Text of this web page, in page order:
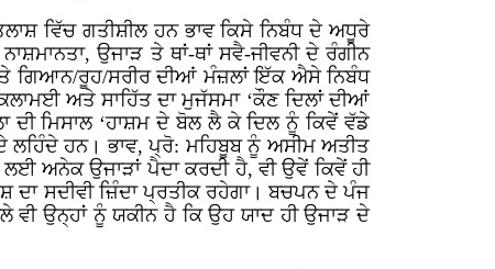
ਵਿੱਚ ਗਤੀਸ਼ੀਲ ਹਨ ਭਾਵ ਕਿਸੇ ਨਿਬੰਧ ਦੇ ਅਧੂਰੇ
ਉਜਾੜ ਤੇ ਥਾਂ-ਥਾਂ ਸਵੈ-ਜੀਵਨੀ ਦੇ ਰੰਗੀਨ
ਗਿਆਨ/ਰੂਹ/ਸਰੀਰ ਦੀਆਂ ਮੰਜ਼ਲਾਂ ਇੱਕ ਐਸੇ ਨਿਬੰਧ
ਅਤੇ ਸਾਹਿੱਤ ਦਾ ਮੁਜੱਸਮਾ ‘ਕੌਣ ਦਿਲਾਂ ਦੀਆਂ
ਦੀ ਮਿਸਾਲ ‘ਹਾਸ਼ਮ ਦੇ ਬੋਲ ਲੈ ਕੇ ਦਿਲ ਨੂੰ ਕਿਵੇਂ ਵੱਡੇ
ਹਨ। ਭਾਵ, ਪ੍ਰੋ: ਮਹਿਬੂਬ ਨੂੰ ਅਸੀਮ ਅਤੀਤ
ਅਨੇਕ ਉਜਾੜਾਂ ਪੈਦਾ ਕਰਦੀ ਹੈ, ਵੀ ਉਵੇਂ ਕਿਵੇਂ ਹੀ
ਦਾ ਸਦੀਵੀ ਜ਼ਿੰਦਾ ਪ੍ਰਤੀਕ ਰਹੇਗਾ। ਬਚਪਨ ਦੇ ਪੰਜ
ਉਨ੍ਹਾਂ ਨੂੰ ਯਕੀਨ ਹੈ ਕਿ ਉਹ ਯਾਦ ਹੀ ਉਜਾੜ ਦੇ